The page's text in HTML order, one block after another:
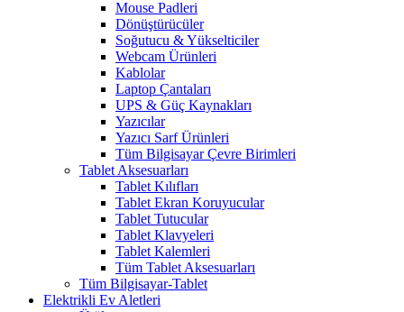
Mouse Padleri
Dönüştürücüler
Soğutucu & Yükselticiler
Webcam Ürünleri
Kablolar
Laptop Çantaları
UPS & Güç Kaynakları
Yazıcılar
Yazıcı Sarf Ürünleri
Tüm Bilgisayar Çevre Birimleri
Tablet Aksesuarları
Tablet Kılıfları
Tablet Ekran Koruyucular
Tablet Tutucular
Tablet Klavyeleri
Tablet Kalemleri
Tüm Tablet Aksesuarları
Tüm Bilgisayar-Tablet
Elektrikli Ev Aletleri